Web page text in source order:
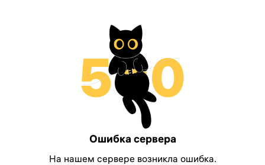
Ошибка сервера
На нашем сервере возникла ошибка.